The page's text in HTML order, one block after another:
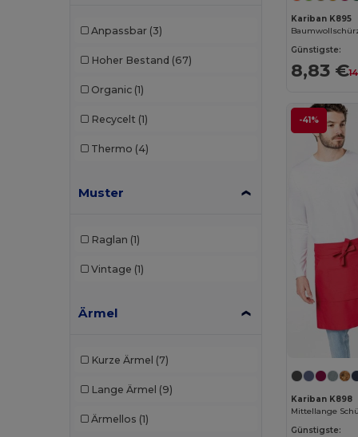
Anpassbar (3)
Hoher Bestand (67)
Organic (1)
Recycelt (1)
Thermo (4)
Muster
Raglan (1)
Vintage (1)
Ärmel
Kurze Ärmel (7)
Lange Ärmel (9)
Ärmellos (1)
Kariban K895
Günstigste:
8,83 €
-41%
Kariban K898
Mittellange
Günstigste: